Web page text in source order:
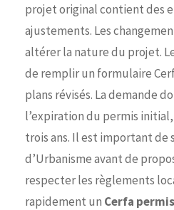
projet original contient des
ajustements. Les
altérer la nature du projet.
de remplir un formulaire
plans révisés. La demande
l’expiration du permis
trois ans. Il est important de
d’Urbanisme avant de
respecter les règlements
rapidement un Cerfa